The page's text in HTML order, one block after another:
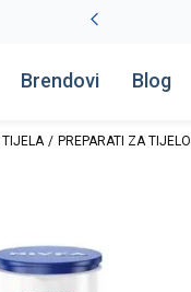
Brendovi Blog
TIJELA PREPARATI ZA TIJELO